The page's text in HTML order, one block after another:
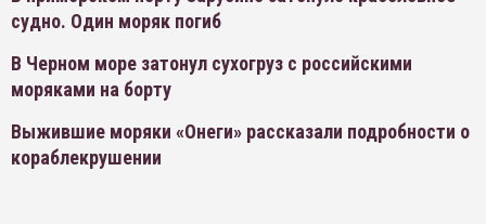
судно. Один моряк погиб
В Черном море затонул сухогруз с российскими
моряками на борту
Выжившие моряки «Онеги» рассказали подробности о
кораблекрушении